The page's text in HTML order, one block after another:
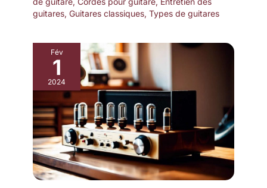
guitares, Guitares classiques, Types de guitares
Fév
1
2024